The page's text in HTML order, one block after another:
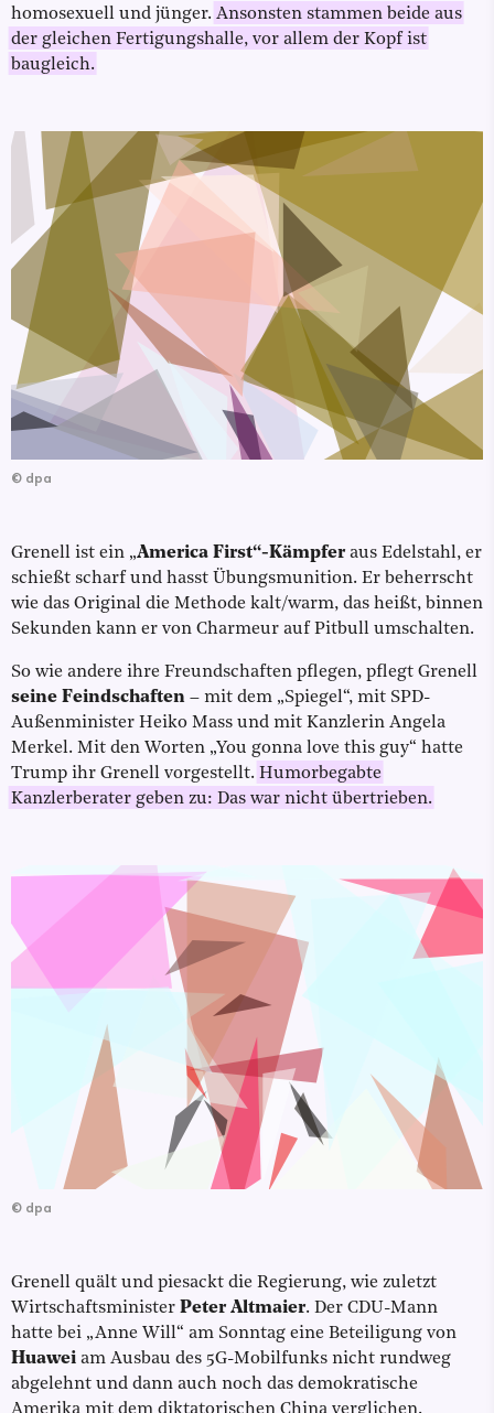
homosexuell und jünger. Ansonsten stammen beide aus
der gleichen Fertigungshalle, vor allem der Kopf ist
baugleich.
© dpa
Grenell ist ein „America First“-Kämpferaus Edelstahl, er
schießt scharf und hasst Übungsmunition. Er beherrscht
wie das Original die Methode kalt/warm, das heißt, binnen
Sekunden kann er von Charmeur auf Pitbull umschalten.
So wie andere ihre Freundschaften pflegen, pflegt Grenell
seine Feindschaften – mit dem „Spiegel“, mit SPD-
Außenminister Heiko Mass und mit Kanzlerin Angela
Merkel. Mit den Worten „You gonna love this guy“ hatte
Trump ihr Grenell vorgestellt. Humorbegabte
Kanzlerberater geben zu: Das war nicht übertrieben.
© dpa
Grenell quält und piesackt die Regierung, wie zuletzt
Wirtschaftsminister Peter Altmaier. Der CDU-Mann
hatte bei „Anne Will“ am Sonntag eine Beteiligung von
Huawei am Ausbau des 5G-Mobilfunks nicht rundweg
abgelehnt und dann auch noch das demokratische